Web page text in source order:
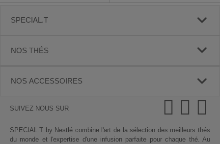
SPECIAL.T
NOS THÉS
NOS ACCESSOIRES
SUIVEZ NOUS SUR
SPECIAL.T by Nestlé combine l'art de la sélection des meilleurs thés
du monde et l'expertise d'une infusion parfaite pour chaque thé. Au